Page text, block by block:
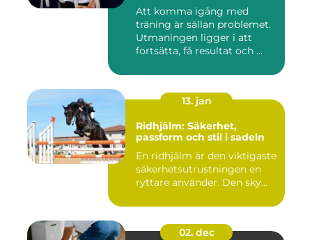
Att komma igång med
träning är sällan problemet.
Utmaningen ligger i att
fortsätta, få resultat och ...
13. jan
Ridhjälm: Säkerhet,
passform och stil i sadeln
En ridhjälm är den viktigaste
säkerhetsutrustningen en
ryttare använder. Den sky...
02. dec